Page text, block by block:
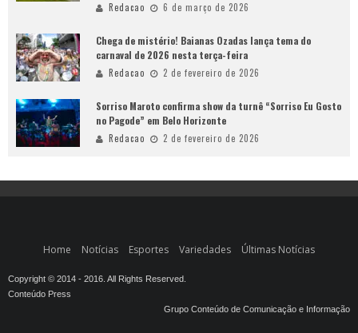
Redacao 6 de março de 2026
Chega de mistério! Baianas Ozadas lança tema do
carnaval de 2026 nesta terça-feira
Redacao 2 de fevereiro de 2026
Sorriso Maroto confirma show da turnê “Sorriso Eu Gosto
no Pagode” em Belo Horizonte
Redacao 2 de fevereiro de 2026
Home Notícias Esportes Variedades Últimas Notícias
Copyright © 2014 - 2016. All Rights Reserved.
Conteúdo Press
Grupo Conteúdo de Comunicação e Informação